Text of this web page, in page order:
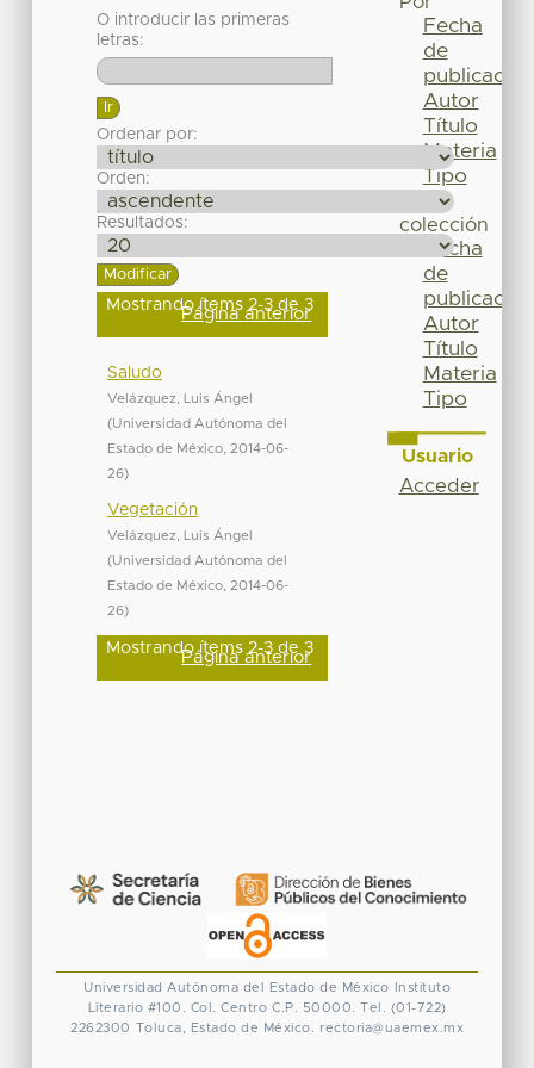
O introducir las primeras
letras:
Ordenar por:
Orden:
Resultados:
Mostrando ítems 2-3 de 3
Página anterior
Saludo
Velázquez, Luis Ángel
(Universidad Autónoma del
Estado de México, 2014-06-
26)
Vegetación
Velázquez, Luis Ángel
(Universidad Autónoma del
Estado de México, 2014-06-
26)
Mostrando ítems 2-3 de 3
Página anterior
Fecha
de
publicación
Autor
Título
Materia
Tipo
colección
Fecha
de
publicación
Autor
Título
Materia
Tipo
Usuario
Acceder
Universidad Autónoma del Estado de México
Instituto
Literario #100. Col. Centro C.P. 50000. Tel. (01-722)
2262300 Toluca, Estado de México. rectoria@uaemex.mx